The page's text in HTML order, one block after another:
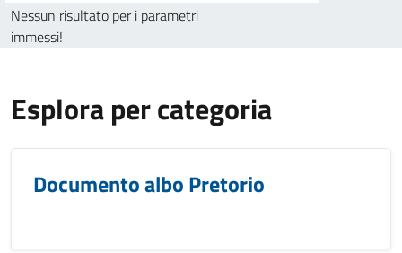
Nessun risultato per i parametri
immessi!
Esplora per categoria
Documento albo Pretorio